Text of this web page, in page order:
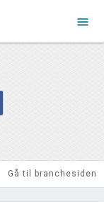
menu
Gå til branchesiden